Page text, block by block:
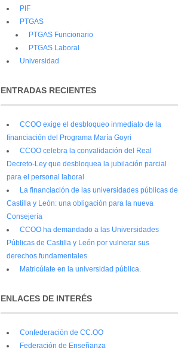
PIF
PTGAS
PTGAS Funcionario
PTGAS Laboral
Universidad
ENTRADAS RECIENTES
CCOO exige el desbloqueo inmediato de la
financiación del Programa María Goyri
CCOO celebra la convalidación del Real
Decreto-Ley que desbloquea la jubilación parcial
para el personal laboral
La financiación de las universidades públicas de
Castilla y León: una obligación para la nueva
Consejería
CCOO ha demandado a las Universidades
Públicas de Castilla y León por vulnerar sus
derechos fundamentales
Matricúlate en la universidad pública.
ENLACES DE INTERÉS
Confederación de CC.OO
Federación de Enseñanza